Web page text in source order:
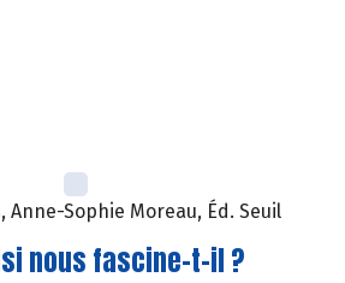
Anne-Sophie Moreau, Éd. Seuil
nous fascine-t-il ?